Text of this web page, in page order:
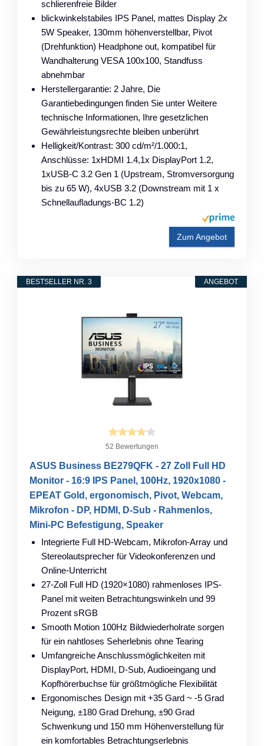
schlierenfreie Bilder
blickwinkelstabiles IPS Panel, mattes Display 2x
5W Speaker, 130mm höhenverstellbar, Pivot
(Drehfunktion) Headphone out, kompatibel für
Wandhalterung VESA 100x100, Standfuss
abnehmbar
Herstellergarantie: 2 Jahre, Die
Garantiebedingungen finden Sie unter Weitere
technische Informationen, Ihre gesetzlichen
Gewährleistungsrechte bleiben unberührt
Helligkeit/Kontrast: 300 cd/m²/1.000:1,
Anschlüsse: 1xHDMI 1.4,1x DisplayPort 1.2,
1xUSB-C 3.2 Gen 1 (Upstream, Stromversorgung
bis zu 65 W), 4xUSB 3.2 (Downstream mit 1 x
Schnellaufladungs-BC 1.2)
Zum Angebot
ANGEBOT
BESTSELLER NR. 3
52 Bewertungen
ASUS Business BE279QFK - 27 Zoll Full HD
Monitor - 16:9 IPS Panel, 100Hz, 1920x1080 -
EPEAT Gold, ergonomisch, Pivot, Webcam,
Mikrofon - DP, HDMI, D-Sub - Rahmenlos,
Mini-PC Befestigung, Speaker
Integrierte Full HD-Webcam, Mikrofon-Array und
Stereolautsprecher für Videokonferenzen und
Online-Unterricht
27-Zoll Full HD (1920×1080) rahmenloses IPS-
Panel mit weiten Betrachtungswinkeln und 99
Prozent sRGB
Smooth Motion 100Hz Bildwiederholrate sorgen
für ein nahtloses Seherlebnis ohne Tearing
Umfangreiche Anschlussmöglichkeiten mit
DisplayPort, HDMI, D-Sub, Audioeingang und
Kopfhörerbuchse für größtmögliche Flexibilität
Ergonomisches Design mit +35 Gard ~ -5 Grad
Neigung, ±180 Grad Drehung, ±90 Grad
Schwenkung und 150 mm Höhenverstellung für
ein komfortables Betrachtungserlebnis